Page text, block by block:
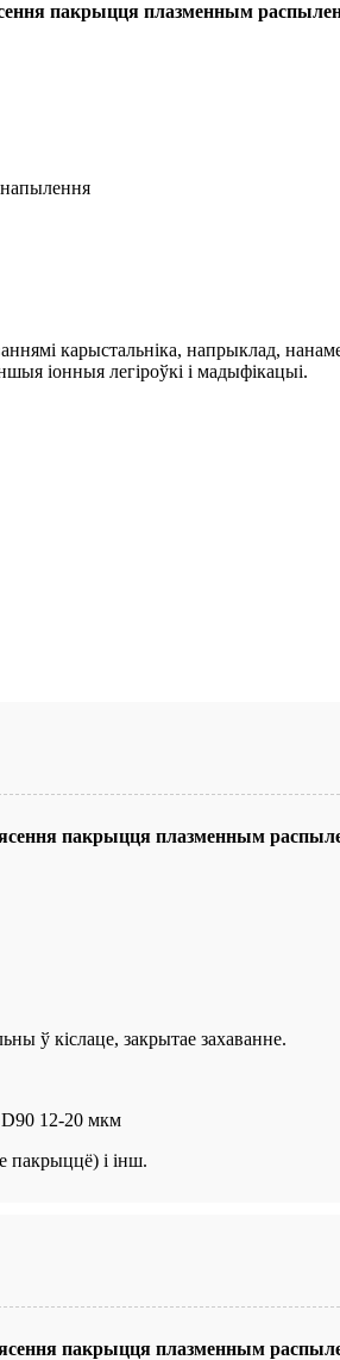
пакрыцця плазменным
карыстальніка, напрыклад,
іонныя легіроўкі і мадыфікацыі.
пакрыцця плазменным
ў кіслаце, закрытае захаванне.
12-20 мкм
пакрыццё) і інш.
пакрыцця плазменным